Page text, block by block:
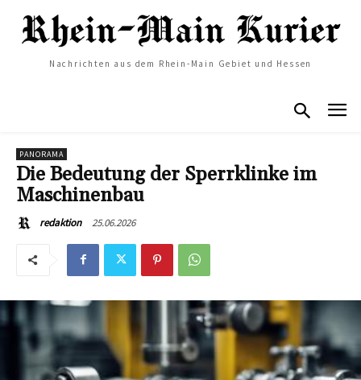
Nachrichten aus dem Rhein-Main Gebiet und Hessen
PANORAMA
Die Bedeutung der Sperrklinke im
Maschinenbau
redaktion 25.06.2026